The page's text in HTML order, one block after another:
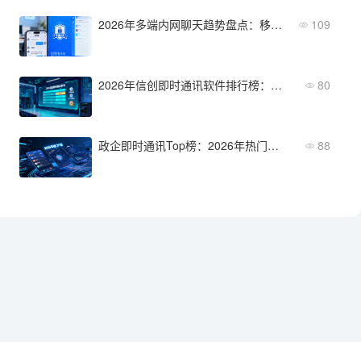
2026年多端内网聊天趋势盘点：移动端适配与信创合规成关键 109
2026年信创即时通讯软件排行榜：适配最完整、落地案例最多的方案 80
政企即时通讯Top榜：2026年热门产品横向对比 88